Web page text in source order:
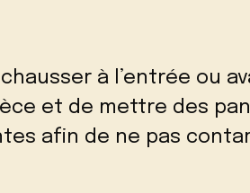
à l’entrée ou
et de mettre des
afin de ne pas